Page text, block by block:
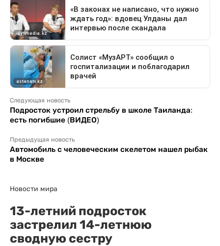
Следующая новость
Подросток устроил стрельбу в школе Таиланда:
есть погибшие (ВИДЕО)
Предыдущая новость
Автомобиль с человеческим скелетом нашел рыбак
в Москве
Новости мира
13-летний подросток
застрелил 14-летнюю
сводную сестру